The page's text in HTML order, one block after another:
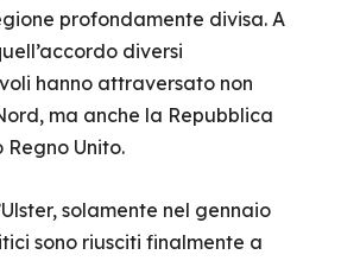
profondamente divisa. A
diversi
hanno attraversato non
ma anche la Repubblica
Regno Unito.
solamente nel gennaio
sono riusciti finalmente a